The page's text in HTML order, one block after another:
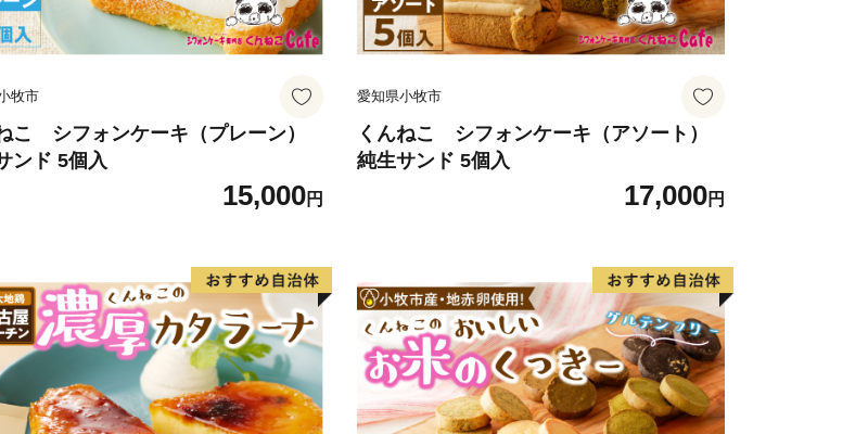
佐世保市ふるさと納税担当
電話 050-1707-9329
牧市
こ シフォンケーキ（プレーン）
ンド 5個入
15,000円
愛知県小牧市
くんねこ シフォンケーキ（アソート）
純生サンド 5個入
17,000円